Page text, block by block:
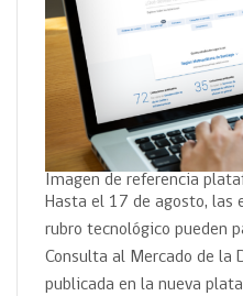
Imagen de referencia
Hasta el 17 de agosto, las
rubro tecnológico pueden
Consulta al Mercado de la
publicada en la nueva